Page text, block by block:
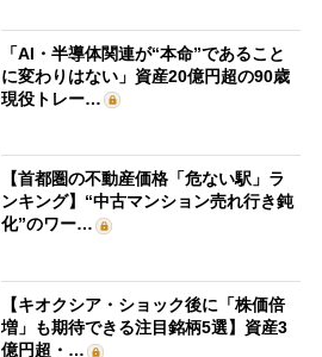
「AI・半導体関連が“本命”であること
に変わりはない」資産20億円超の90歳
現役トレー…
【首都圏の不動産価格「危ない駅」ラ
ンキング】“中古マンション売れ行き鈍
化”のワー…
【キオクシア・ショック後に「株価倍
増」も期待できる注目銘柄5選】資産3
億円超・…